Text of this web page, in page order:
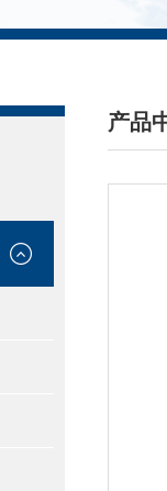
产品
/